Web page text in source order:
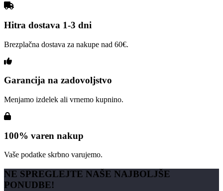
Hitra dostava 1-3 dni
Brezplačna dostava za nakupe nad 60€.
Garancija na zadovoljstvo
Menjamo izdelek ali vrnemo kupnino.
100% varen nakup
Vaše podatke skrbno varujemo.
NE SPREGLEJTE NAŠE NAJBOLJŠE
PONUDBE!